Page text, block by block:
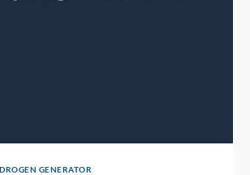
GENERATOR